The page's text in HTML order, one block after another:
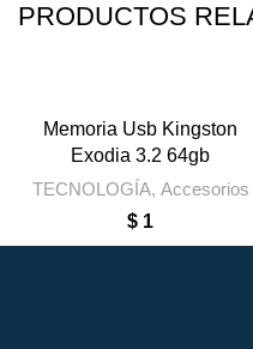
PRODUCTOS
Memoria Usb Kingston
Exodia 3.2 64gb
TECNOLOGÍA, Accesorios
$ 1